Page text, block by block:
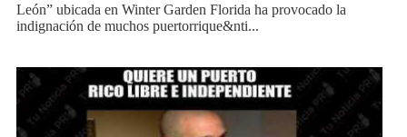
León” ubicada en Winter Garden Florida ha provocado la
indignación de muchos puertorrique&nti...